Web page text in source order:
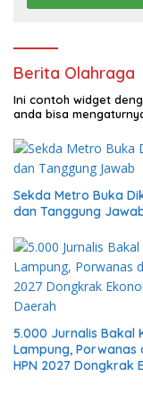
Berita Olahraga
Ini contoh widget
anda bisa
Sekda Metro Buka
dan Tanggung
5.000 Jurnalis Bakal
Lampung, Porwanas
HPN 2027 Dongkrak